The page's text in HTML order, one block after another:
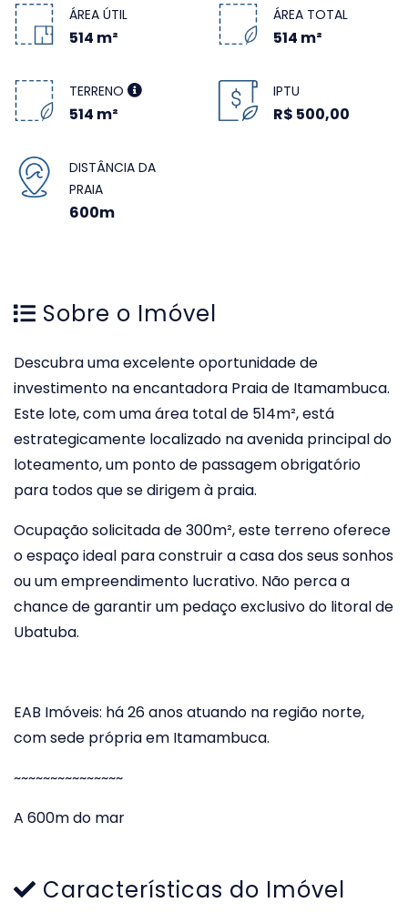
ÁREA ÚTIL
514 m²
ÁREA TOTAL
514 m²
TERRENO
514 m²
IPTU
R$ 500,00
DISTÂNCIA DA
PRAIA
600m
Sobre o Imóvel
Descubra uma excelente oportunidade de
investimento na encantadora Praia de Itamambuca.
Este lote, com uma área total de 514m², está
estrategicamente localizado na avenida principal do
loteamento, um ponto de passagem obrigatório
para todos que se dirigem à praia.
Ocupação solicitada de 300m², este terreno oferece
o espaço ideal para construir a casa dos seus sonhos
ou um empreendimento lucrativo. Não perca a
chance de garantir um pedaço exclusivo do litoral de
Ubatuba.
EAB Imóveis: há 26 anos atuando na região norte,
com sede própria em Itamambuca.
~~~~~~~~~~~~~~~
A 600m do mar
Características do Imóvel